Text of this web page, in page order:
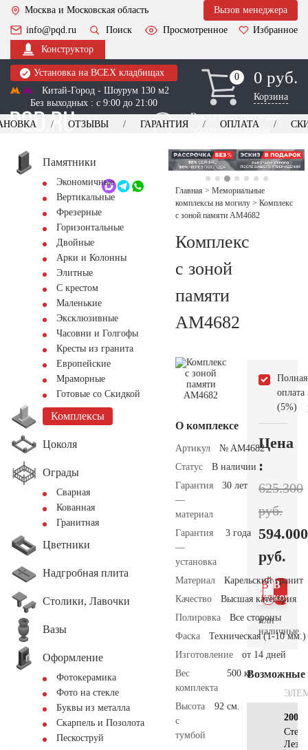
Москва и Московская область
Вызов менеджера
info@pqd.ru
Поиск Просмотренное
Избранное
Конструктор
Установка на ВСЕХ кладбищах
Китай-Город - Шоурум 130 м2
Без выходных : с 9:00 до 21:00
0
0 0 руб.
Корзина
Выезд менеджера для
оформления заказа
+7 (495) 518-44-23
Обратный звонок
ОТЗЫВЫ ГАРАНТИЯ ОПЛАТА
Памятники
Экономичные
Вертикальные
Фрезерные
Горизонтальные
Двойные
Арки и Колонны
Элитные
С крестом
Маленькие
Эксклюзивные
Часовни и Голгофы
Кресты из гранита
Европейские
Мраморные
Готовые со Скидкой
Комплексы
Цоколя
Ограды
Сварная
Кованная
Гранитная
Цветники
Надгробная плита
Столики, Лавочки
Вазы
Оформление
Фотокерамика
Фото на стекле
Буквы из металла
Скарпель и Позолота
Пескоструй
Главная > Мемориальные
комплексы на могилу > Комплекс
с зоной памяти AM4682
Комплекс
с зоной
памяти
AM4682
О комплексе
Артикул
№ AM4682
Статус
В наличии
Гарантия
—
материал
30 лет
Гарантия
—
установка
3 года
Материал
Карельский гранит
Качество
Высшая категория
Полировка
Все стороны
Фаска
Техническая (1-10 мм.)
Изготовление
от 14 дней
Вес
комплекта
500 кг.
Высота
с
тумбой
92 см.
Полная
оплата
(5%)
Цена
:
625.300
руб.
594.000
руб.
В
В 1
клик
или
наличные.
Возможные
Стела